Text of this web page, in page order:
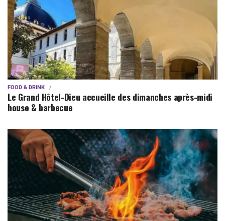
FOOD & DRINK
Le Grand Hôtel-Dieu accueille des dimanches après-midi
house & barbecue